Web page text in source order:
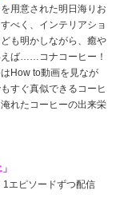
用意された明日海りお
べく、インテリアショ
も明かしながら、癒や
えば……コナコーヒー！
How to動画を見なが
すぐ真似できるコーヒ
れたコーヒーの出来栄
1エピソードずつ配信